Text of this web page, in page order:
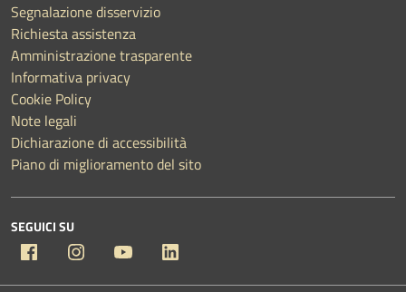
Segnalazione disservizio
Richiesta assistenza
Amministrazione trasparente
Informativa privacy
Cookie Policy
Note legali
Dichiarazione di accessibilità
Piano di miglioramento del sito
SEGUICI SU
Facebook Instagram YouTube